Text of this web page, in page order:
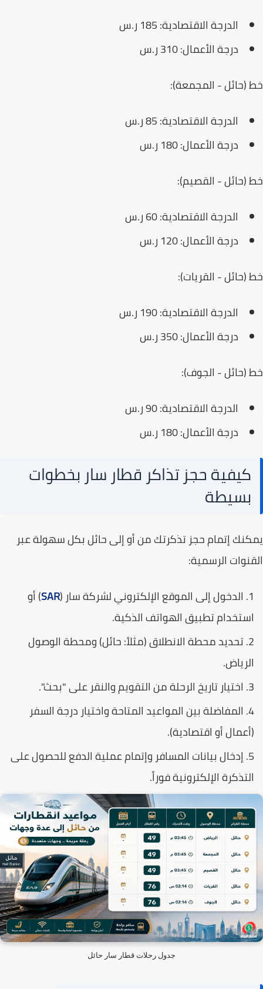
الدرجة الاقتصادية: 185 ر.س
درجة الأعمال: 310 ر.س
- المجمعة):
الدرجة الاقتصادية: 85 ر.س
درجة الأعمال: 180 ر.س
- القصيم):
الدرجة الاقتصادية: 60 ر.س
درجة الأعمال: 120 ر.س
- القريات):
الدرجة الاقتصادية: 190 ر.س
درجة الأعمال: 350 ر.س
- الجوف):
الدرجة الاقتصادية: 90 ر.س
درجة الأعمال: 180 ر.س
كيفية حجز تذاكر قطار سار بخطوات
بسيطة
إتمام حجز تذكرتك من أو إلى حائل بكل سهولة عبر
الرسمية:
الدخول إلىالموقع الإلكتروني لشركة سار (SAR
)أو
تطبيق الهواتف الذكية.
تحديد محطة الانطلاق (مثلاً: حائل) ومحطة الوصول
اختيار تاريخ الرحلة من التقويم والنقر على "بحث".
المفاضلة بين المواعيد المتاحة واختيار درجة السفر
أو اقتصادية).
إدخال بيانات المسافر وإتمام عملية الدفع للحصول على
الإلكترونية فوراً.
جدول رحلات قطار سار حائل